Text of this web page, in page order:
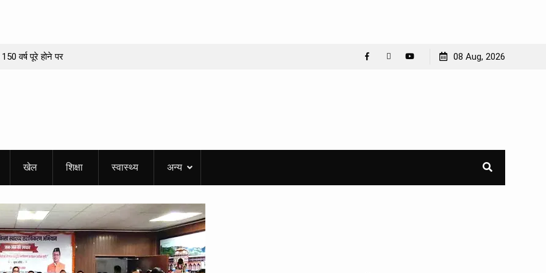
वर्ष पूरे होने पर
दर्शन की आड़ में
कई परतें
भव्य गुरमत
08 Aug, 2026
खेल शिक्षा स्वास्थ्य अन्य